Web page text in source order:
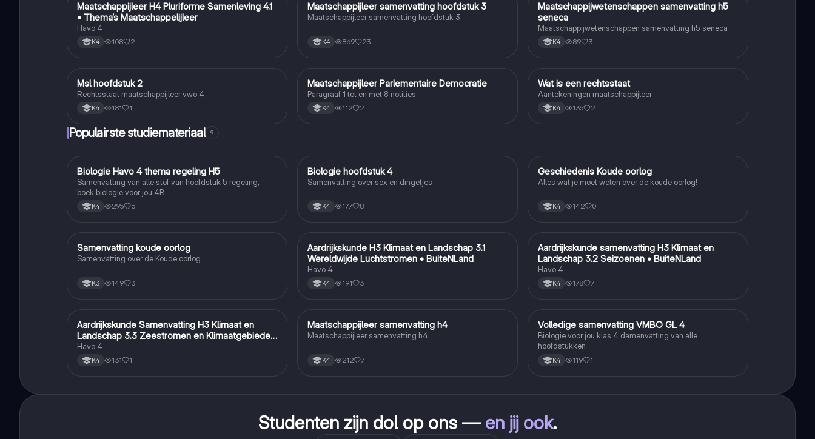
Maatschappijleer
Maatschappijleer H4 Pluriforme Samenleving 4.1
• Thema’s Maatschappelijleer
Havo 4
K4 108 2
Maatschappijleer
Maatschappijleer samenvatting hoofdstuk 3
Maatschappijleer samenvatting hoofdstuk 3
K4 869 23
Maatschappijleer
Maatschappijwetenschappen samenvatting h5
seneca
Maatschappijwetenschappen samenvatting h5 seneca
K4 89 3
Maatschappijleer
Msl hoofdstuk 2
Rechtsstaat maatschappijleer vwo 4
K4 181 1
Maatschappijleer
Maatschappijleer Parlementaire Democratie
Paragraaf 1 tot en met 8 notities
K4 112 2
Maatschappijleer
Wat is een rechtsstaat
Aantekeningen maatschappijleer
K4 135 2
Populairste studiemateriaal 9
Biologie
Biologie Havo 4 thema regeling H5
Samenvatting van alle stof van hoofdstuk 5 regeling,
boek biologie voor jou 4B
K4 295 6
Biologie
Biologie hoofdstuk 4
Samenvatting over sex en dingetjes
K4 177 8
Geschiedenis
Geschiedenis Koude oorlog
Alles wat je moet weten over de koude oorlog!
K4 142 0
Geschiedenis
Samenvatting koude oorlog
Samenvatting over de Koude oorlog
K3 149 3
Aardrijkskunde
Aardrijkskunde H3 Klimaat en Landschap 3.1
Wereldwijde Luchtstromen • BuiteNLand
Havo 4
K4 191 3
Aardrijkskunde
Aardrijkskunde samenvatting H3 Klimaat en
Landschap 3.2 Seizoenen • BuiteNLand
Havo 4
K4 178 7
Aardrijkskunde
Aardrijkskunde Samenvatting H3 Klimaat en
Landschap 3.3 Zeestromen en Klimaatgebieden
• BuiteNLand
Havo 4
K4 131 1
Maatschappijleer
Maatschappijleer samenvatting h4
Maatschappijleer samenvatting h4
K4 212 7
Biologie
Volledige samenvatting VMBO GL 4
Biologie voor jou klas 4 damenvatting van alle
hoofdstukken
K4 119 1
Studenten zijn dol op ons —en jij ook.